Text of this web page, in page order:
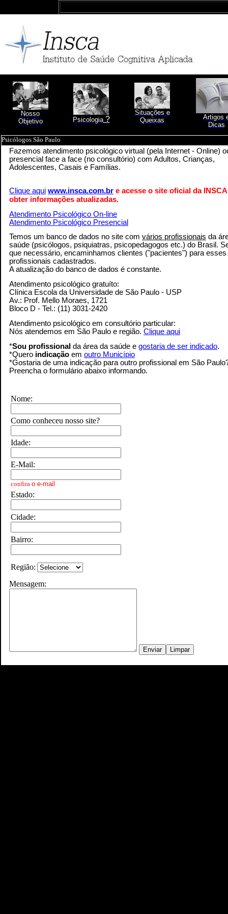
Nosso
Objetivo
Psicologia?
Situações e
Queixas
Artigos
Dicas
Psicólogos São Paulo
Fazemos atendimento psicológico virtual (pela Internet - Online)
presencial face a face (no consultório) com Adultos, Crianças,
Adolescentes, Casais e Famílias.
Clique aqui www.insca.com.br e acesse o site oficial da
obter informações atualizadas.
Atendimento Psicológico On-line
Atendimento Psicológico Presencial
Temos um banco de dados no site com vários profissionais da
saúde (psicólogos, psiquiatras, psicopedagogos etc.) do Brasil.
que necessário, encaminhamos clientes ("pacientes") para esses
profissionais cadastrados.
A atualização do banco de dados é constante.
Atendimento psicológico gratuíto:
Clínica Escola da Universidade de São Paulo - USP
Av.: Prof. Mello Moraes, 1721
Bloco D - Tel.: (11) 3031-2420
Atendimento psicológico em consultório particular:
Nós atendemos em São Paulo e região. Clique aqui
*Sou profissional da área da saúde e gostaria de ser indicado.
*Quero indicação em outro Município
*Gostaria de uma indicação para outro profissional em São
Preencha o formulário abaixo informando.
Nome:
Como conheceu nosso site?
Idade:
E-Mail:
confira o e-mail
Estado:
Cidade:
Bairro:
Região:
Mensagem: